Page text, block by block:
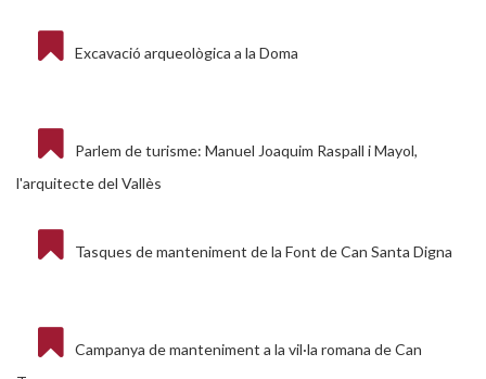
Excavació arqueològica a la Doma
Parlem de turisme: Manuel Joaquim Raspall i Mayol,
l'arquitecte del Vallès
Tasques de manteniment de la Font de Can Santa Digna
Campanya de manteniment a la vil·la romana de Can